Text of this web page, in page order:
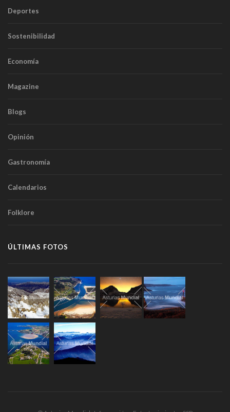
Deportes
Sostenibilidad
Economía
Magazine
Blogs
Opinión
Gastronomía
Calendarios
Folklore
ÚLTIMAS FOTOS